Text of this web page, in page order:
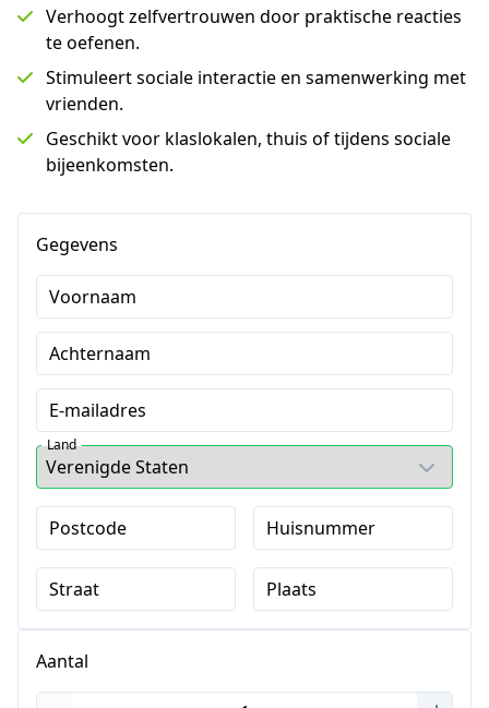
Verhoogt zelfvertrouwen door praktische reacties
te oefenen.
Stimuleert sociale interactie en samenwerking met
vrienden.
Geschikt voor klaslokalen, thuis of tijdens sociale
bijeenkomsten.
Gegevens
Voornaam
Achternaam
E-mailadres
Land
Postcode Huisnummer
Straat Plaats
Aantal